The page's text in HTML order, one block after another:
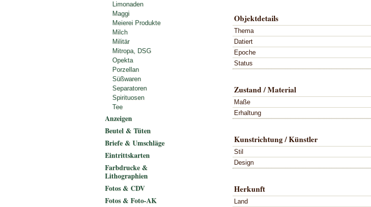
Objektdetails
Thema
Datiert
Epoche
Status
Zustand / Material
Maße
Erhaltung
Kunstrichtung / Künstler
Stil
Design
Herkunft
Land
Limonaden
Maggi
Meierei Produkte
Milch
Militär
Mitropa, DSG
Opekta
Porzellan
Süßwaren
Separatoren
Spirituosen
Tee
Anzeigen
Beutel & Tüten
Briefe & Umschläge
Eintrittskarten
Farbdrucke &
Lithographien
Fotos & CDV
Fotos & Foto-AK